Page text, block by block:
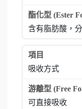
含有脂肪酸，
吸收方式
可直接吸收